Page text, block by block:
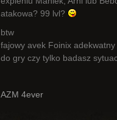
atakowa? 99 lvl?
btw
fajowy avek Foinix adekwatny
do gry czy tylko badasz
AZM 4ever